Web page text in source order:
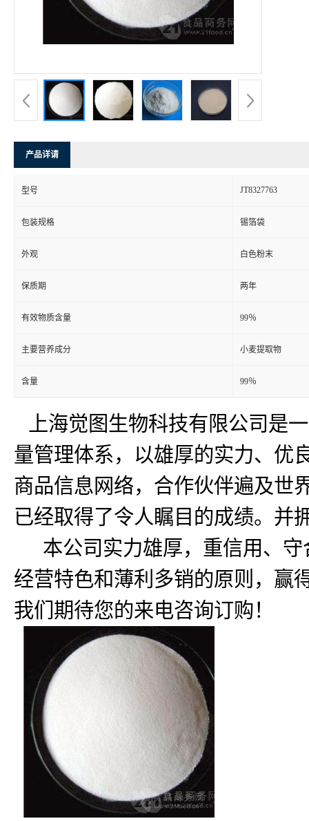
产品详请
型号 JT8327763
包装规格 锡箔袋
外观 白色粉末
保质期 两年
有效物质含量 99％
主要营养成分 小麦提取物
含量 99％
上海觉图生物科技有限公司是
量管理体系，以雄厚的实力、优
商品信息网络，合作伙伴遍及世
已经取得了令人瞩目的成绩。并
本公司实力雄厚，重信用、守
经营特色和薄利多销的原则，赢
我们期待您的来电咨询订购！